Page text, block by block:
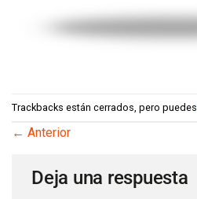
Trackbacks están cerrados, pero puedes
← Anterior
Deja una respuesta